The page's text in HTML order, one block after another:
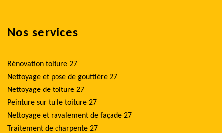
Nos services
Rénovation toiture 27
Nettoyage et pose de gouttière 27
Nettoyage de toiture 27
Peinture sur tuile toiture 27
Nettoyage et ravalement de façade 27
Traitement de charpente 27